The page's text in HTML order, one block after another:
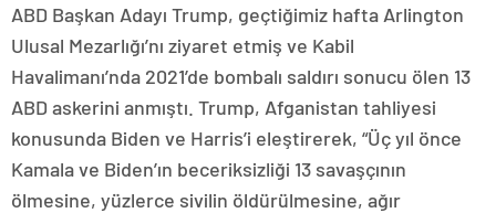
ABD Başkan Adayı Trump, geçtiğimiz hafta Arlington
Ulusal Mezarlığı’nı ziyaret etmiş ve Kabil
Havalimanı’nda 2021’de bombalı saldırı sonucu ölen 13
ABD askerini anmıştı. Trump, Afganistan tahliyesi
konusunda Biden ve Harris’i eleştirerek, “Üç yıl önce
Kamala ve Biden’ın beceriksizliği 13 savaşçının
ölmesine, yüzlerce sivilin öldürülmesine, ağır